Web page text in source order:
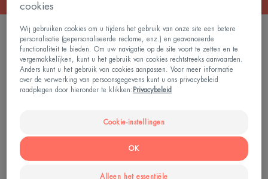
3 Resultaten "Gekleurde lippenbalsems"
Lippenbalsem
Rood
Lippenbalsem
Roos
cookies
Wij gebruiken cookies om u tijdens het gebruik van onze site een betere
personalisatie (gepersonaliseerde reclame, enz.) en geavanceerde
functionaliteit te bieden. Om uw navigatie op de site voort te zetten en te
vergemakkelijken, kunt u het gebruik van cookies rechtstreeks aanvaarden.
Anders kunt u het gebruik van cookies aanpassen. Voor meer informatie
over de verwerking van persoonsgegevens kunt u ons privacybeleid
raadplegen door hieronder te klikken: Privacybeleid
Cookie-instellingen
Alleen het essentiële
OK